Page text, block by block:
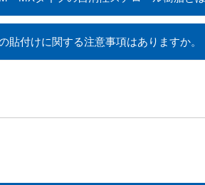
貼付けに関する注意事項はありますか。